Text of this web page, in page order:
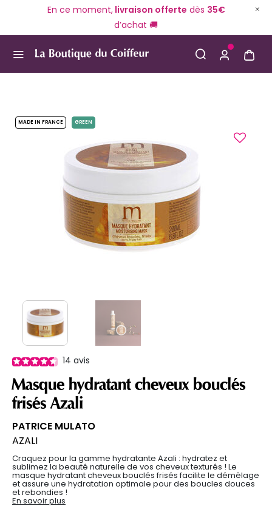
En ce moment,livraison offerte dès 35€
d’achat 🚚
MADE IN FRANCE GREEN
14 avis
Masque hydratant cheveux bouclés
frisés Azali
PATRICE MULATO
AZALI
Craquez pour la gamme hydratante Azali : hydratez et
sublimez la beauté naturelle de vos cheveux texturés ! Le
masque hydratant cheveux bouclés frisés facilite le démêlage
et assure une hydratation optimale pour des boucles douces
et rebondies !
En savoir plus